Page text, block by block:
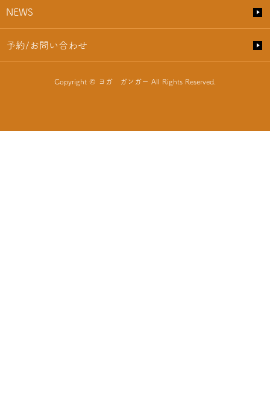
NEWS
予約/お問い合わせ
Copyright © ヨガ ガンガー All Rights Reserved.